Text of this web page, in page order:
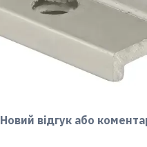
Новий відгук або